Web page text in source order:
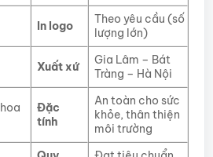
In logo
Theo yêu cầu (số
lượng lớn)
Xuất xứ
Gia Lâm – Bát
Tràng – Hà Nội
Đặc
tính
An toàn cho sức
khỏe, thân thiện
môi trường